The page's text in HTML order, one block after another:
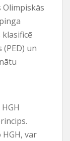
klasificē
un
var